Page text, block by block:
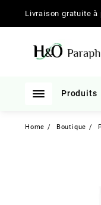
Livraison gratuite à
Produits
Home Boutique